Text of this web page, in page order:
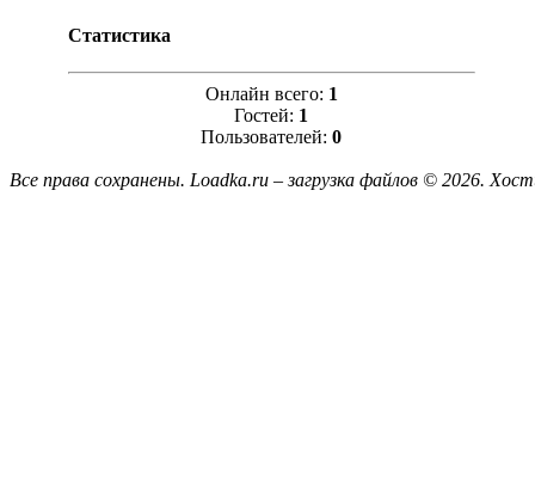
Статистика
Онлайн всего: 1
Гостей: 1
Пользователей: 0
Все права сохранены. Loadka.ru – загрузка файлов © 2026.